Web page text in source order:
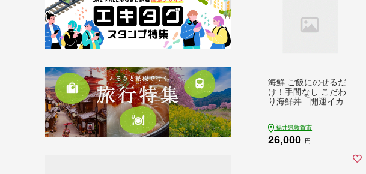
海鮮 ご飯にのせるだ
け！手間なし こだわ
り海鮮丼「開運イカい
お取り寄せ おうち時
間 イクラ いか グル
福井県敦賀市
26,000 円